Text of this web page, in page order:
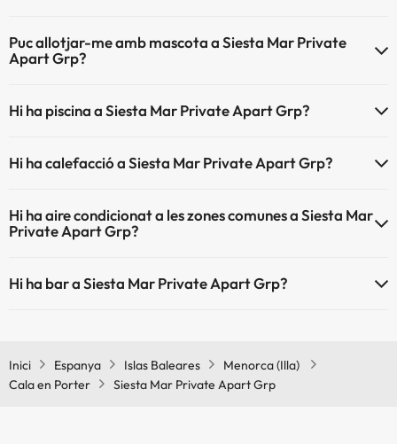
Puc allotjar-me amb mascota a Siesta Mar Private
Apart Grp?
Hi ha piscina a Siesta Mar Private Apart Grp?
pagament) Aquí tens més info sobre la piscina i altres instal·lacions.
Hi ha calefacció a Siesta Mar Private Apart Grp?
Hi ha aire condicionat a les zones comunes a Siesta Mar
Private Apart Grp?
comunes.
Hi ha bar a Siesta Mar Private Apart Grp?
Inici Espanya Islas Baleares
Menorca (Illa)
Cala en Porter
Siesta Mar Private Apart Grp